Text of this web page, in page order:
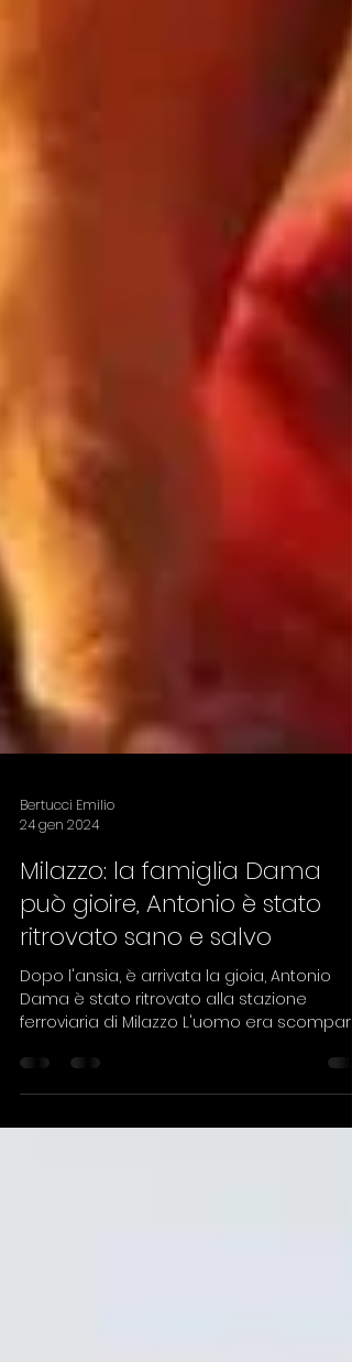
Bertucci Emilio
24 gen 2024
Milazzo: la famiglia Dama
può gioire, Antonio è stato
ritrovato sano e salvo
Dopo l'ansia, è arrivata la gioia, Antonio
ferroviaria di Milazzo L'uomo era
ieri mattina...